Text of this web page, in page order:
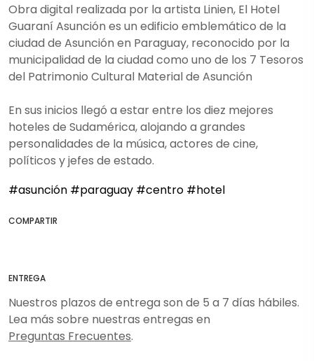
Obra digital realizada por la artista Linien, El Hotel
Guaraní Asunción es un edificio emblemático de la
ciudad de Asunción en Paraguay, reconocido por la
municipalidad de la ciudad como uno de los 7 Tesoros
del Patrimonio Cultural Material de Asunción
En sus inicios llegó a estar entre los diez mejores
hoteles de Sudamérica, alojando a grandes
personalidades de la música, actores de cine,
políticos y jefes de estado.
#asunción #paraguay #centro #hotel
COMPARTIR
ENTREGA
Nuestros plazos de entrega son de 5 a 7 días hábiles.
Lea más sobre nuestras entregas en
Preguntas Frecuentes.